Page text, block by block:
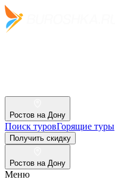
Ростов на Дону
Поиск туровГорящие туры
Получить скидку
Ростов на Дону
Меню